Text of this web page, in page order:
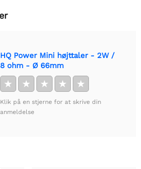
HQ Power Mini højttaler - 2W /
8 ohm - Ø 66mm
★ ★ ★ ★ ★
Klik på en stjerne for at skrive din
anmeldelse